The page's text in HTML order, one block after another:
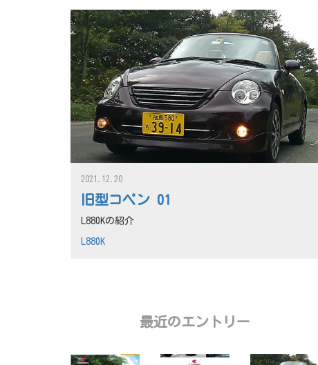
旧型コペン 01
2021.12.20
L880Kの紹介
L880K
最近のエントリー